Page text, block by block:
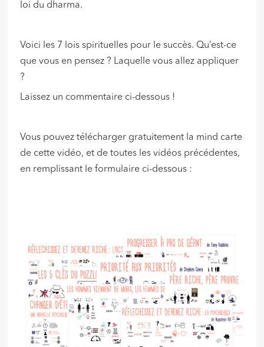
loi du dharma.
Voici les 7 lois spirituelles pour le succès. Qu’est-ce
que vous en pensez ? Laquelle vous allez appliquer
?
Laissez un commentaire ci-dessous !
Vous pouvez télécharger gratuitement la mind carte
de cette vidéo, et de toutes les vidéos précédentes,
en remplissant le formulaire ci-dessous :